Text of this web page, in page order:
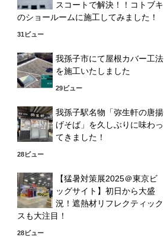
スコートで解決！！コトブキ
のショールームに施工してみました！
31ビュー
我孫子市にて屋根カバー工法
を施工いたしました
29ビュー
我孫子駅名物「弥生軒の唐揚
げそば」を久しぶりに味わっ
てきました！
28ビュー
【猛暑対策展2025＠東京ビ
ッグサイト】初日から大盛
況！遮熱材リフレクティック
スも大注目！
28ビュー